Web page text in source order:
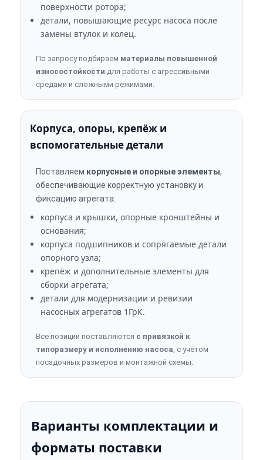
поверхности ротора;
детали, повышающие ресурс насоса после
замены втулок и колец.
По запросу подбираем материалы повышенной
износостойкости для работы с агрессивными
средами и сложными режимами.
Корпуса, опоры, крепёж и
вспомогательные детали
Поставляем корпусные и опорные элементы,
обеспечивающие корректную установку и
фиксацию агрегата:
корпуса и крышки, опорные кронштейны и
основания;
корпуса подшипников и сопрягаемые детали
опорного узла;
крепёж и дополнительные элементы для
сборки агрегата;
детали для модернизации и ревизии
насосных агрегатов 1ГрК.
Все позиции поставляются с привязкой к
типоразмеру и исполнению насоса, с учётом
посадочных размеров и монтажной схемы.
Варианты комплектации и
форматы поставки